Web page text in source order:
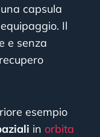
capsula
Il
e senza
esempio
in orbita